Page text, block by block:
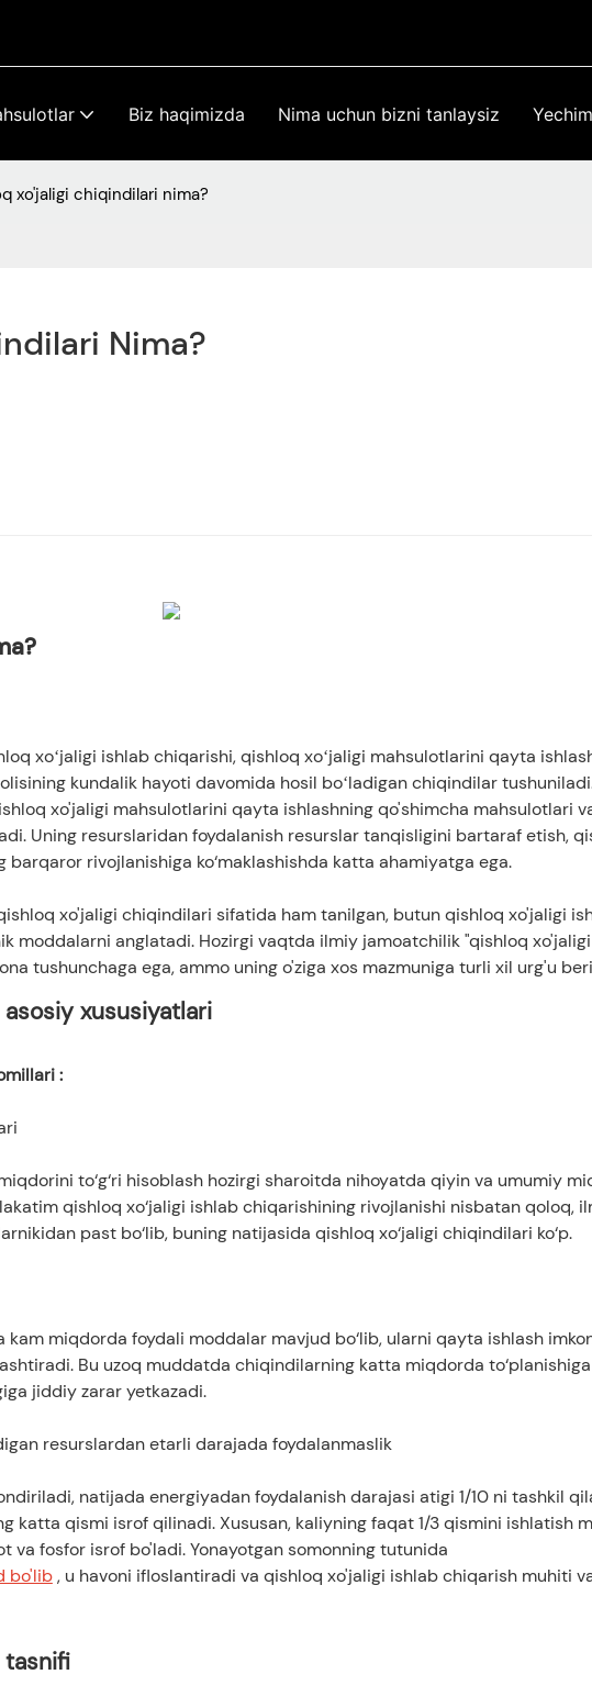
Biz haqimizda Nima uchun bizni tanlaysiz Yechim
xo'jaligi chiqindilari nima?
Nima?
foydalanish muammolari
foydalanish strategiyalari
misollar
xoʻjaligi ishlab chiqarishi, qishloq xoʻjaligi mahsulotlarini qayta
kundalik hayoti davomida hosil boʻladigan chiqindilar
xo'jaligi mahsulotlarini qayta ishlashning qo'shimcha mahsulotlari
Uning resurslaridan foydalanish resurslar tanqisligini bartaraf etish,
barqaror rivojlanishiga ko‘maklashishda katta ahamiyatga ega.
xo'jaligi chiqindilari sifatida ham tanilgan, butun qishloq xo'jaligi
moddalarni anglatadi. Hozirgi vaqtda ilmiy jamoatchilik "qishloq xo'jaligi
tushunchaga ega, ammo uning o'ziga xos mazmuniga turli xil urg'u
xususiyatlari
:
to‘g‘ri hisoblash hozirgi sharoitda nihoyatda qiyin va umumiy
qishloq xo‘jaligi ishlab chiqarishining rivojlanishi nisbatan qoloq,
past bo‘lib, buning natijasida qishloq xo‘jaligi chiqindilari ko‘p.
miqdorda foydali moddalar mavjud bo‘lib, ularni qayta ishlash
Bu uzoq muddatda chiqindilarning katta miqdorda
jiddiy zarar yetkazadi.
resurslardan etarli darajada foydalanmaslik
natijada energiyadan foydalanish darajasi atigi 1/10 ni tashkil
katta qismi isrof qilinadi. Xususan, kaliyning faqat 1/3 qismini ishlatish
va fosfor isrof bo'ladi. Yonayotgan somonning tutunida
bo'lib, u havoni ifloslantiradi va qishloq xo'jaligi ishlab chiqarish muhiti
tasnifi